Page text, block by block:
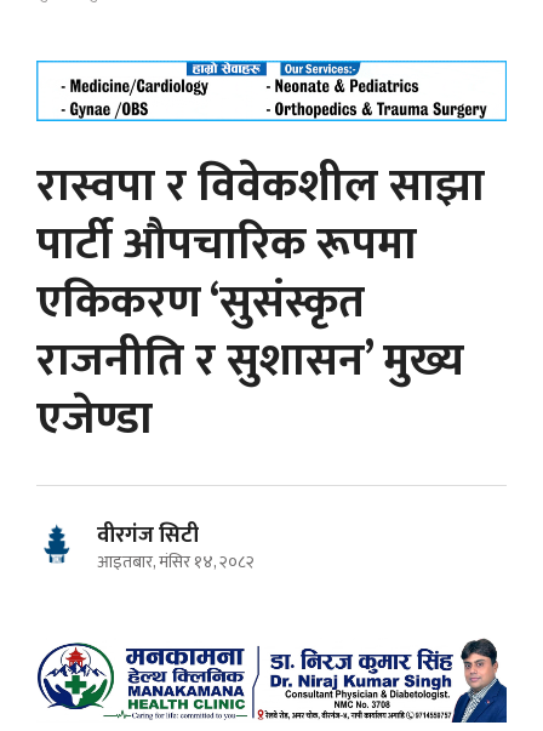
रास्वपा र विवेकशील साझा
पार्टी औपचारिक रूपमा
एकिकरण ‘सुसंस्कृत
राजनीति र सुशासन’ मुख्य
एजेण्डा
वीरगंज सिटी
आइतबार, मंसिर १४, २०८२